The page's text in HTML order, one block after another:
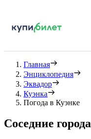
Главная
Энциклопедия
Эквадор
Куэнка
Погода в Куэнке
Соседние города